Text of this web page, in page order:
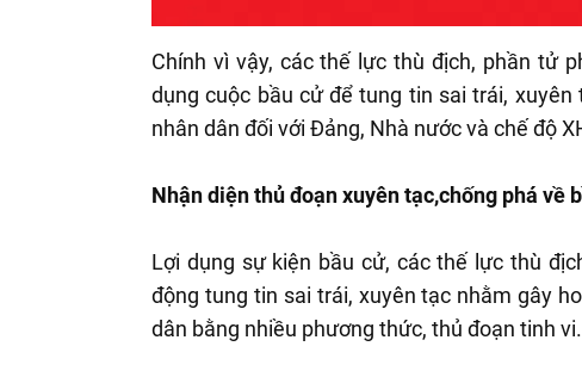
Chính vì vậy, các thế lực thù địch, phần tử
dụng cuộc bầu cử để tung tin sai trái,
nhân dân đối với Đảng, Nhà nước và chế độ
Nhận diện thủ đoạn xuyên tạc,chống phá về
Lợi dụng sự kiện bầu cử, các thế lực thù
động tung tin sai trái, xuyên tạc nhằm gây
dân bằng nhiều phương thức, thủ đoạn tinh vi.